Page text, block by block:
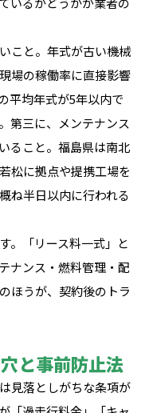
こと。年式が古い機械
場の稼働率に直接影響
平均年式が5年以内で
第三に、メンテナンス
ること。福島県は南北
松に拠点や提携工場を
ね半日以内に行われる
。「リース料一式」と
ナンス・燃料管理・配
ほうが、契約後のトラ
と事前防止法
見落としがちな条項が